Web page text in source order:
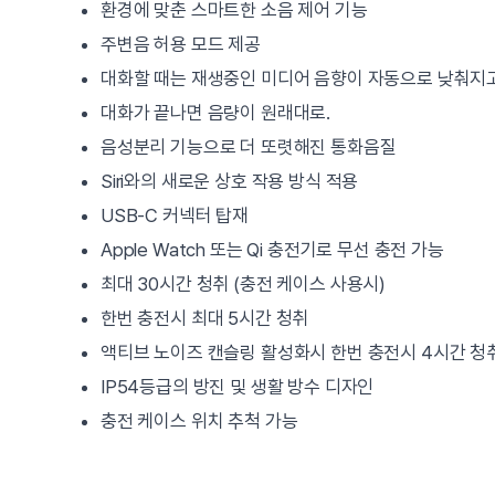
환경에 맞춘 스마트한 소음 제어 기능
주변음 허용 모드 제공
대화할 때는 재생중인 미디어 음향이 자동으로 낮춰지
대화가 끝나면 음량이 원래대로.
음성분리 기능으로 더 또렷해진 통화음질
Siri와의 새로운 상호 작용 방식 적용
USB-C 커넥터 탑재
Apple Watch 또는 Qi 충전기로 무선 충전 가능
최대 30시간 청취 (충전 케이스 사용시)
한번 충전시 최대 5시간 청취
액티브 노이즈 캔슬링 활성화시 한번 충전시 4시간 청
IP54등급의 방진 및 생활 방수 디자인
충전 케이스 위치 추척 가능